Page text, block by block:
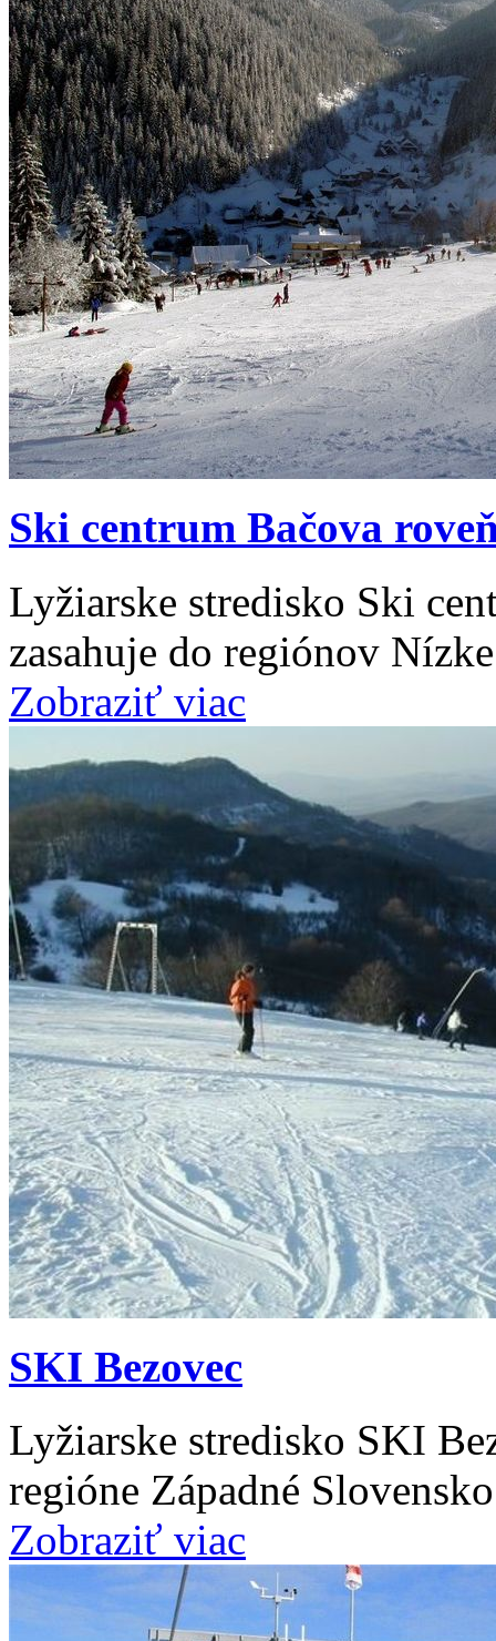
Ski centrum Bačova
Lyžiarske stredisko Ski
zasahuje do regiónov
Zobraziť viac
SKI Bezovec
Lyžiarske stredisko SKI
regióne Západné
Zobraziť viac